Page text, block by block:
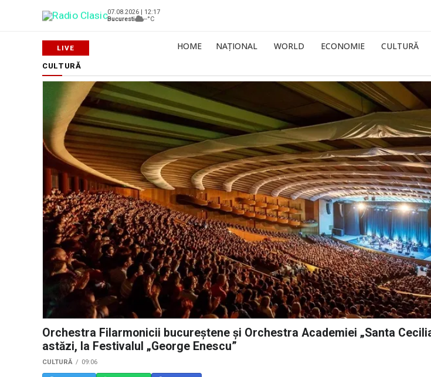
07.08.2026 | 12:17
Bucuresti
--°C
HOME NAȚIONAL WORLD ECONOMIE CULTURĂ
CULTURĂ
Orchestra Filarmonicii bucureștene și Orchestra Academiei „Santa
astăzi, la Festivalul „George Enescu”
CULTURĂ 09:06